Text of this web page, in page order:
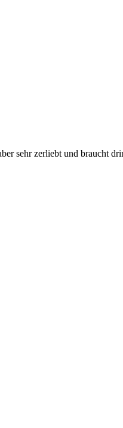
sehr zerliebt und braucht